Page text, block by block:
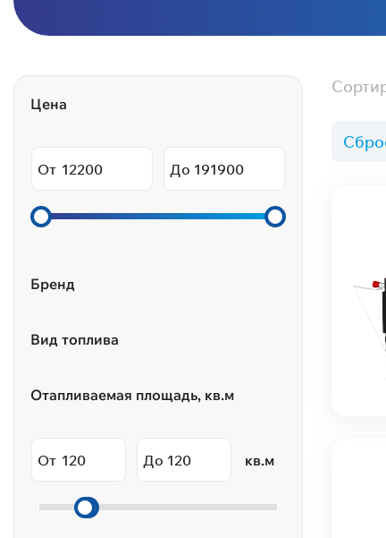
Цена
От До
Бренд
Вид топлива
Отапливаемая площадь, кв.м
От До кв.м